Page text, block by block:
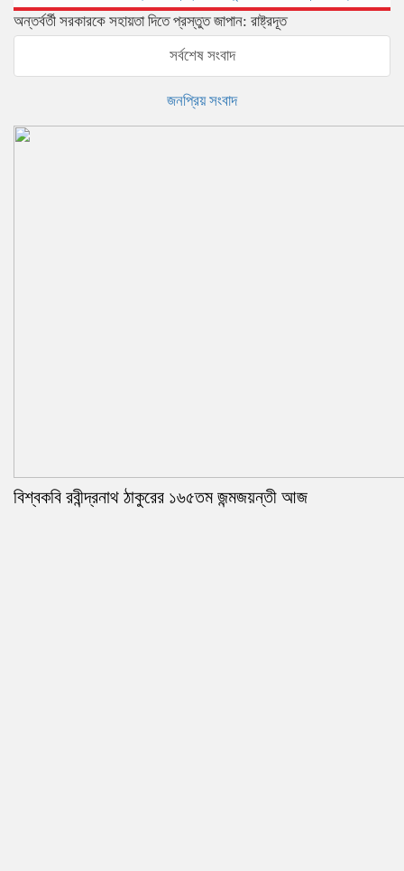
অন্তর্বর্তী সরকারকে সহায়তা দিতে প্রস্তুত জাপান: রাষ্ট্রদূত
সর্বশেষ সংবাদ
জনপ্রিয় সংবাদ
বিশ্বকবি রবীন্দ্রনাথ ঠাকুরের ১৬৫তম জন্মজয়ন্তী আজ